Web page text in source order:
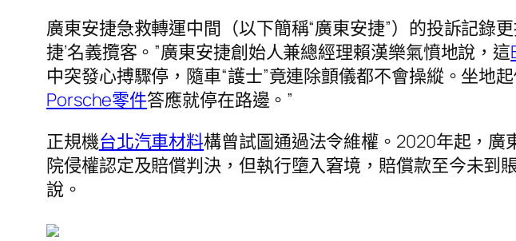
廣東安捷急救轉運中間（以下簡稱“廣東安捷”）的投訴記錄
捷’名義攬客。”廣東安捷創始人兼總經理賴漢樂氣憤地說，這
中突發心搏驟停，隨車“護士”竟連除顫儀都不會操縱。坐地
Porsche零件答應就停在路邊。”
正規機台北汽車材料構曾試圖通過法令維權。2020年起，
院侵權認定及賠償判決，但執行墮入窘境，賠償款至今未到
說。